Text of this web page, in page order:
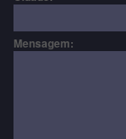
Mensagem: